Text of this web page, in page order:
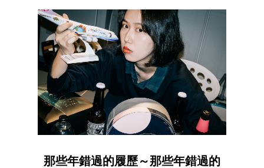
那些年錯過的履歷～那些年錯過的